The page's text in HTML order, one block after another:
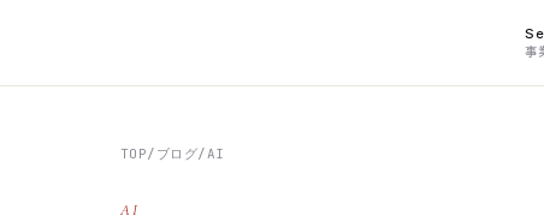
TOP/ ブログ/AI
AI
事